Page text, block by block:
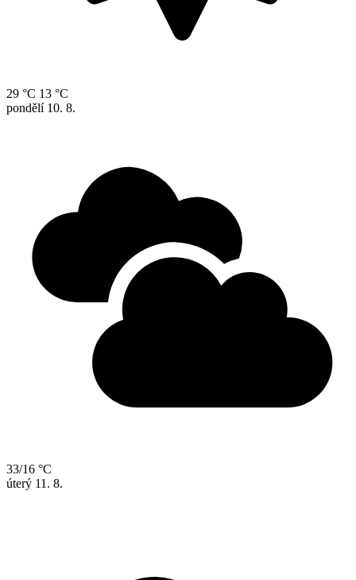
29 °C 13 °C
pondělí 10. 8.
33/16 °C
úterý 11. 8.